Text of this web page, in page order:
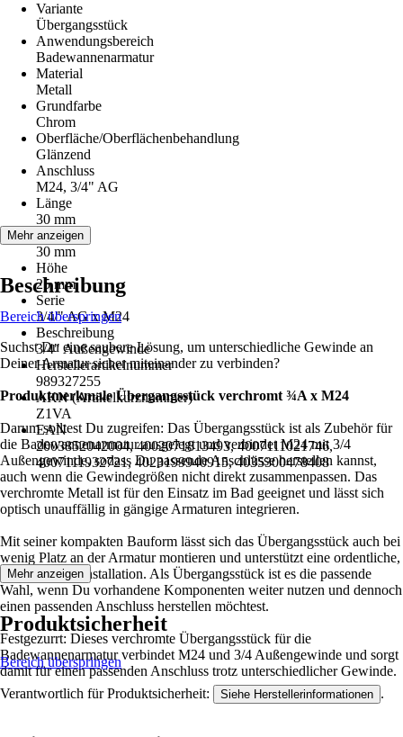
Variante
Übergangsstück
Anwendungsbereich
Badewannenarmatur
Material
Metall
Grundfarbe
Chrom
Oberfläche/Oberflächenbehandlung
Glänzend
Anschluss
M24, 3/4" AG
Länge
30 mm
Breite
30 mm
Höhe
25 mm
Serie
3/4/" AG x M24
Beschreibung
3/4" Außengewinde
Herstellerartikelnummer
989327255
AKN (Artikelkurznummer)
Z1VA
EAN
2003852042004, 4002071813493, 4007111021746,
4007111932721, 4023199940915, 4035300478408
Mehr anzeigen
Beschreibung
Bereich überspringen
Suchst Du eine saubere Lösung, um unterschiedliche Gewinde an
Deiner Armatur sicher miteinander zu verbinden?
Produktmerkmale Übergangsstück verchromt ¾A x M24
Darum solltest Du zugreifen: Das Übergangsstück ist als Zubehör für
die Badewannenarmatur ausgelegt und verbindet M24 mit 3/4
Außengewinde, sodass Du passende Anschlüsse herstellen kannst,
auch wenn die Gewindegrößen nicht direkt zusammenpassen. Das
verchromte Metall ist für den Einsatz im Bad geeignet und lässt sich
optisch unauffällig in gängige Armaturen integrieren.
Mit seiner kompakten Bauform lässt sich das Übergangsstück auch bei
wenig Platz an der Armatur montieren und unterstützt eine ordentliche,
platzsparende Installation. Als Übergangsstück ist es die passende
Wahl, wenn Du vorhandene Komponenten weiter nutzen und dennoch
einen passenden Anschluss herstellen möchtest.
Festgezurrt: Dieses verchromte Übergangsstück für die
Badewannenarmatur verbindet M24 und 3/4 Außengewinde und sorgt
damit für einen passenden Anschluss trotz unterschiedlicher Gewinde.
Mehr anzeigen
Produktsicherheit
Bereich überspringen
Verantwortlich für Produktsicherheit: Siehe Herstellerinformationen .